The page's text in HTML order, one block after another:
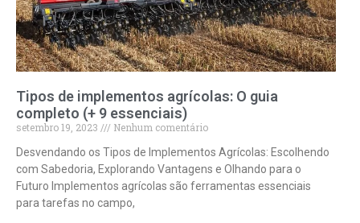
Tipos de implementos agrícolas: O guia
completo (+ 9 essenciais)
setembro 19, 2023
Nenhum comentário
Desvendando os Tipos de Implementos Agrícolas: Escolhendo
com Sabedoria, Explorando Vantagens e Olhando para o
Futuro Implementos agrícolas são ferramentas essenciais
para tarefas no campo,